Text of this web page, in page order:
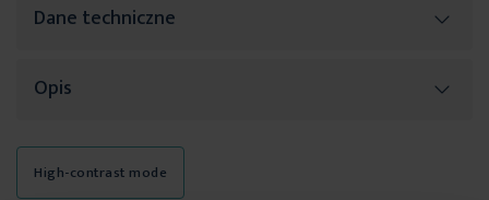
Dane techniczne
Więcej
SKU
Rozmiar (szer. x dł.)
Długość
Opis
Piękne upięcie zasłon lub firan może w prosty sposób całkowicie
odmienić charakter aranżacji. Wykorzystując do tego odpowiednio
High-contrast mode